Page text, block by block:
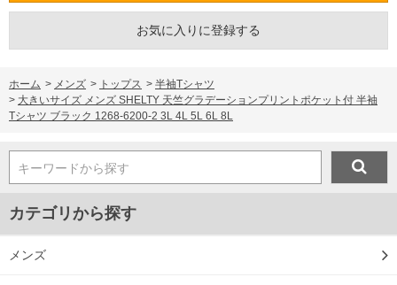
お気に入りに登録する
ホーム > メンズ > トップス > 半袖Tシャツ
> 大きいサイズ メンズ SHELTY 天竺グラデーションプリントポケット付 半袖
Tシャツ ブラック 1268-6200-2 3L 4L 5L 6L 8L
キーワードから探す
カテゴリから探す
メンズ